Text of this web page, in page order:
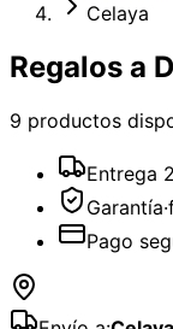
Celaya
Regalos a
9 productos
Entrega
Garantía·
Pago